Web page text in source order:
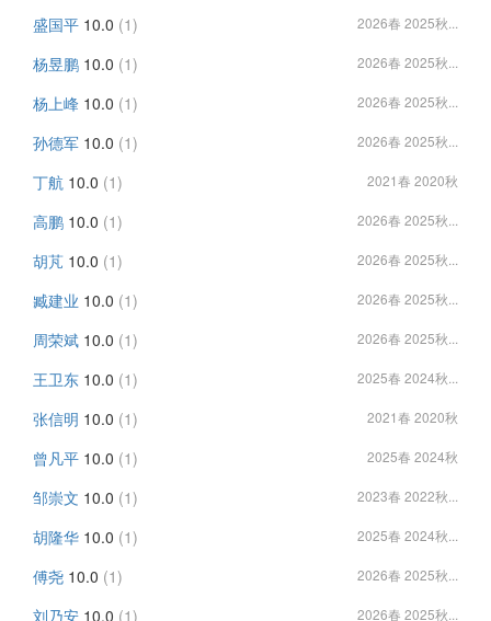
盛国平 10.0 (1) 2026春 2025秋...
杨昱鹏 10.0 (1) 2026春 2025秋...
杨上峰 10.0 (1) 2026春 2025秋...
孙德军 10.0 (1) 2026春 2025秋...
丁航 10.0 (1) 2021春 2020秋
高鹏 10.0 (1) 2026春 2025秋...
胡芃 10.0 (1) 2026春 2025秋...
臧建业 10.0 (1) 2026春 2025秋...
周荣斌 10.0 (1) 2026春 2025秋...
王卫东 10.0 (1) 2025春 2024秋...
张信明 10.0 (1) 2021春 2020秋
曾凡平 10.0 (1) 2025春 2024秋
邹崇文 10.0 (1) 2023春 2022秋...
胡隆华 10.0 (1) 2025春 2024秋...
傅尧 10.0 (1) 2026春 2025秋...
刘乃安 10.0 (1) 2026春 2025秋...